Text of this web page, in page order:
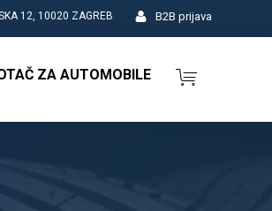
B2B prijava
12, 10020 ZAGREB
ZA AUTOMOBILE